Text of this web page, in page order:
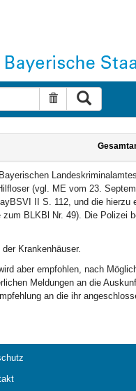
Suche
(vgl. ME vom 23.
II S. 112, und die hierzu
BLKBl Nr. 49). Die Polizei
Krankenhäuser.
aber empfohlen, nach
Meldungen an die
an die ihr